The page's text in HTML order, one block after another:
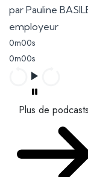
par Pauline
employeur
0m00s
0m00s
Plus de podcasts